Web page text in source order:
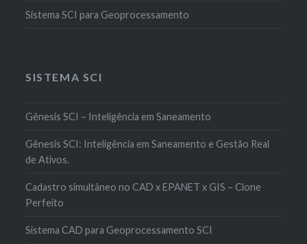
Sistema SCI para Geoprocessamento
SISTEMA SCI
Gênesis SCI – Inteligência em Saneamento
Gênesis SCI: Inteligência em Saneamento e Gestão Real
de Ativos.
Cadastro simultâneo no CAD x EPANET x GIS – Clone
Perfeito
Sistema CAD para Geoprocessamento SCI